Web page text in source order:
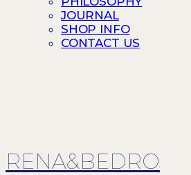
JOURNAL
SHOP INFO
CONTACT US
RENA&BEDRO